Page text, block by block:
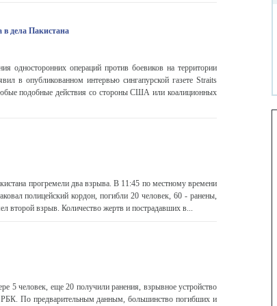
дела Пакистана
односторонних операций против боевиков на территории
в опубликованном интервью сингапурской газете Straits
подобные действия со стороны США или коалиционных
прогремели два взрыва. В 11:45 по местному времени
полицейский кордон, погибли 20 человек, 60 - ранены,
второй взрыв. Количество жертв и пострадавших в...
5 человек, еще 20 получили ранения, взрывное устройство
РБК. По предварительным данным, большинство погибших и